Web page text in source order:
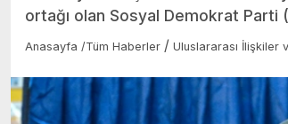
ortağı olan Sosyal Demokrat Parti
Anasayfa /Tüm Haberler / Uluslararası İlişkiler